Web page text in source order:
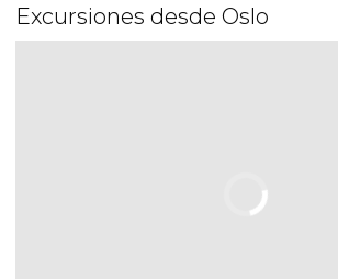
Excursiones desde Oslo